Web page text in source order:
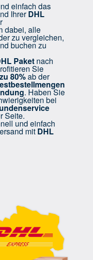
einfach das
IhrerDHL
dabei, alle
zu vergleichen,
buchen zu
Paket nach
Sie
80%ab der
. Haben Sie
bei
Seite.
und einfach
mit DHL